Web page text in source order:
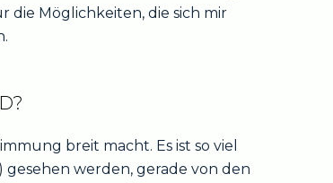
die Möglichkeiten, die sich mir
breit macht. Es ist so viel
gesehen werden, gerade von den